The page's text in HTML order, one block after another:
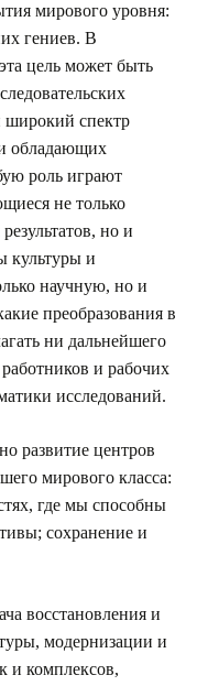
мирового уровня:
гениев. В
цель может быть
спектр
обладающих
роль играют
не только
но и
культуры и
научную, но и
преобразования в
ни дальнейшего
и рабочих
исследований.
развитие центров
мирового класса:
где мы способны
сохранение и
восстановления и
модернизации и
и комплексов,